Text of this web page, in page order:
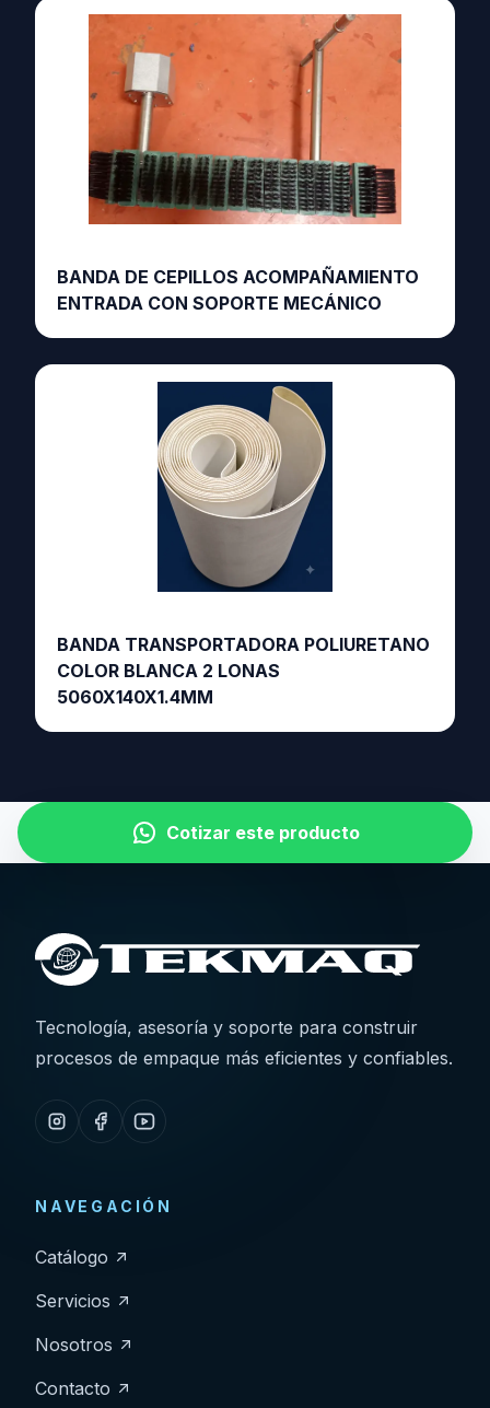
BANDA DE CEPILLOS ACOMPAÑAMIENTO
ENTRADA CON SOPORTE MECÁNICO
BANDA TRANSPORTADORA POLIURETANO
COLOR BLANCA 2 LONAS
5060X140X1.4MM
Cotizar este producto
Tecnología, asesoría y soporte para construir
procesos de empaque más eficientes y confiables.
NAVEGACIÓN
Catálogo
Servicios
Nosotros
Contacto